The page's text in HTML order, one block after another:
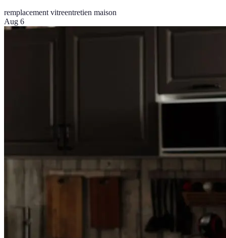
remplacement vitreentretien maison
Aug 6